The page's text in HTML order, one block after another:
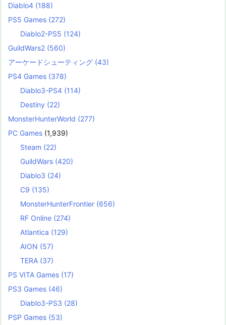
Diablo4 (188)
PS5 Games (272)
Diablo2-PS5 (124)
GuildWars2 (560)
アーケードシューティング (43)
PS4 Games (378)
Diablo3-PS4 (114)
Destiny (22)
MonsterHunterWorld (277)
PC Games (1,939)
Steam (22)
GuildWars (420)
Diablo3 (24)
C9 (135)
MonsterHunterFrontier (656)
RF Online (274)
Atlantica (129)
AION (57)
TERA (37)
PS VITA Games (17)
PS3 Games (46)
Diablo3-PS3 (28)
PSP Games (53)